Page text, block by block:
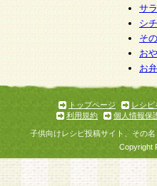
サ
シ
そ
お
お
トップページ
レシピ
利用規約
個人情報保
子供向けレシピ投稿サイト、その
Copyright